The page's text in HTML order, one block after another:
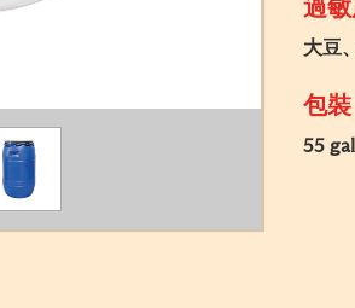
過
大豆
包裝
55